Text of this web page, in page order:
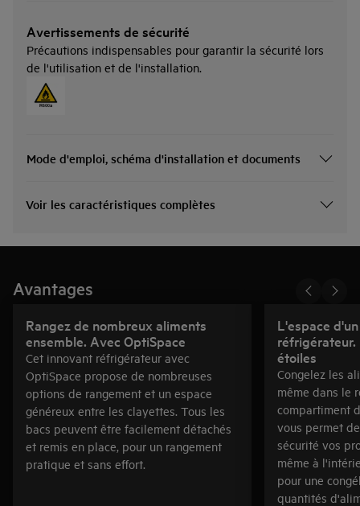
Avertissements de sécurité
Précautions indispensables pour garantir la sécurité lors
de l'utilisation et de l'installation.
Mode d'emploi, schéma d'installation et documents
Voir les caractéristiques complètes
Avantages
Rangez de nombreux aliments
ensemble. Avec OptiSpace
Cet innovant réfrigérateur avec
OptiSpace propose de nombreuses
options de rangement et un espace
généreux entre les clayettes. Tous les
bacs peuvent être facilement détachés
et remis en place, pour un rangement
pratique et sans effort.
L'espace
étoiles
Congelez les
même dans le
compartiment
vous permet
sécurité vos
même à
pour une
quantités